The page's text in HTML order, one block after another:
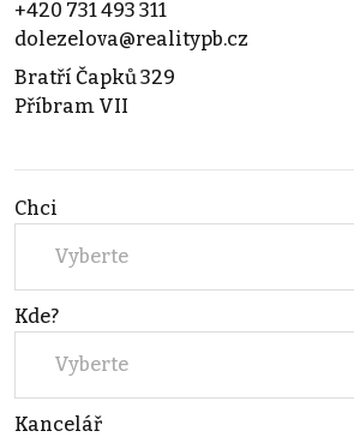
+420 731 493 311
dolezelova@realitypb.cz
Bratří Čapků 329
Příbram VII
Chci
Vyberte
Kde?
Vyberte
Kancelář